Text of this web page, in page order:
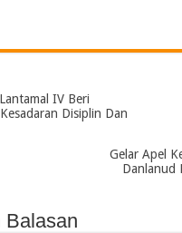
IV Beri
Disiplin Dan
Gelar Apel
Danlanud
Balasan